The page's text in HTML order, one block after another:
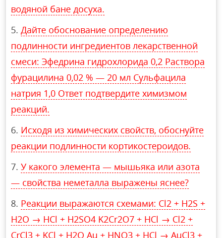
водяной бане досуха.
Дайте обоснование определению
подлинности ингредиентов лекарственной
смеси: Эфедрина гидрохлорида 0,2 Раствора
фурацилина 0,02 % — 20 мл Сульфацила
натрия 1,0 Ответ подтвердите химизмом
реакций.
Исходя из химических свойств, обоснуйте
реакции подлинности кортикостероидов.
У какого элемента — мышьяка или азота
— свойства неметалла выражены яснее?
Реакции выражаются схемами: Cl2 + H2S +
H2O → HCl + H2SO4 K2Cr2O7 + HCl → Cl2 +
CrCl3 + KCl + H2O Au + HNO3 + HCl → AuCl3 +